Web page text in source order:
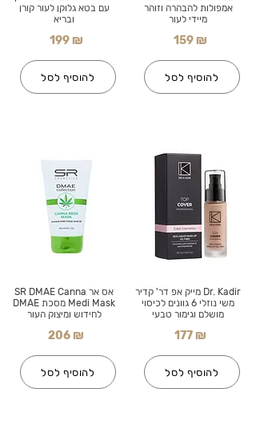
עם בטא גלוקן לעור קורן
ובריא
199 ₪
להוסיף לסל
אס אר SR DMAE Canna
Medi Mask מסכת DMAE
לחידוש ומיצוק העור
206 ₪
להוסיף לסל
אמפולות להבהרה וזוהר
מיידי לעור
159 ₪
להוסיף לסל
Dr. Kadir מייק אפ דר' קדיר
משי נוזלי 6 גוונים לכיסוי
מושלם וגימור טבעי
177 ₪
להוסיף לסל